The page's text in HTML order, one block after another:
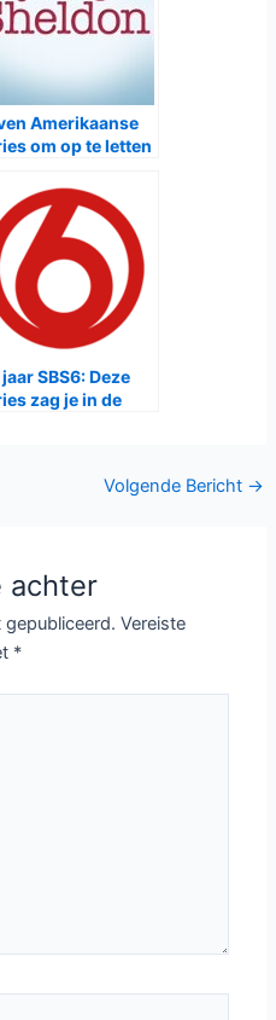
Amerikaanse
om op te letten
SBS6: Deze
zag je in de
Volgende Bericht →
achter
Vereiste
*